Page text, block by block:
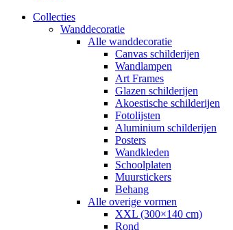
Collecties
Wanddecoratie
Alle wanddecoratie
Canvas schilderijen
Wandlampen
Art Frames
Glazen schilderijen
Akoestische schilderijen
Fotolijsten
Aluminium schilderijen
Posters
Wandkleden
Schoolplaten
Muurstickers
Behang
Alle overige vormen
XXL (300×140 cm)
Rond